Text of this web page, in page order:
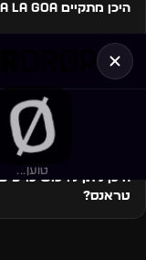
טוען...
היכן מתקיים VIVA LA GOA מסיבת טראנס?
האירוע VIVA LA GOA מסיבת טראנס מתקיים ב-ישראל.
איזה סגנון מוזיקה ב-VIVA LA GOA מסיבת טראנס?
טראנס?